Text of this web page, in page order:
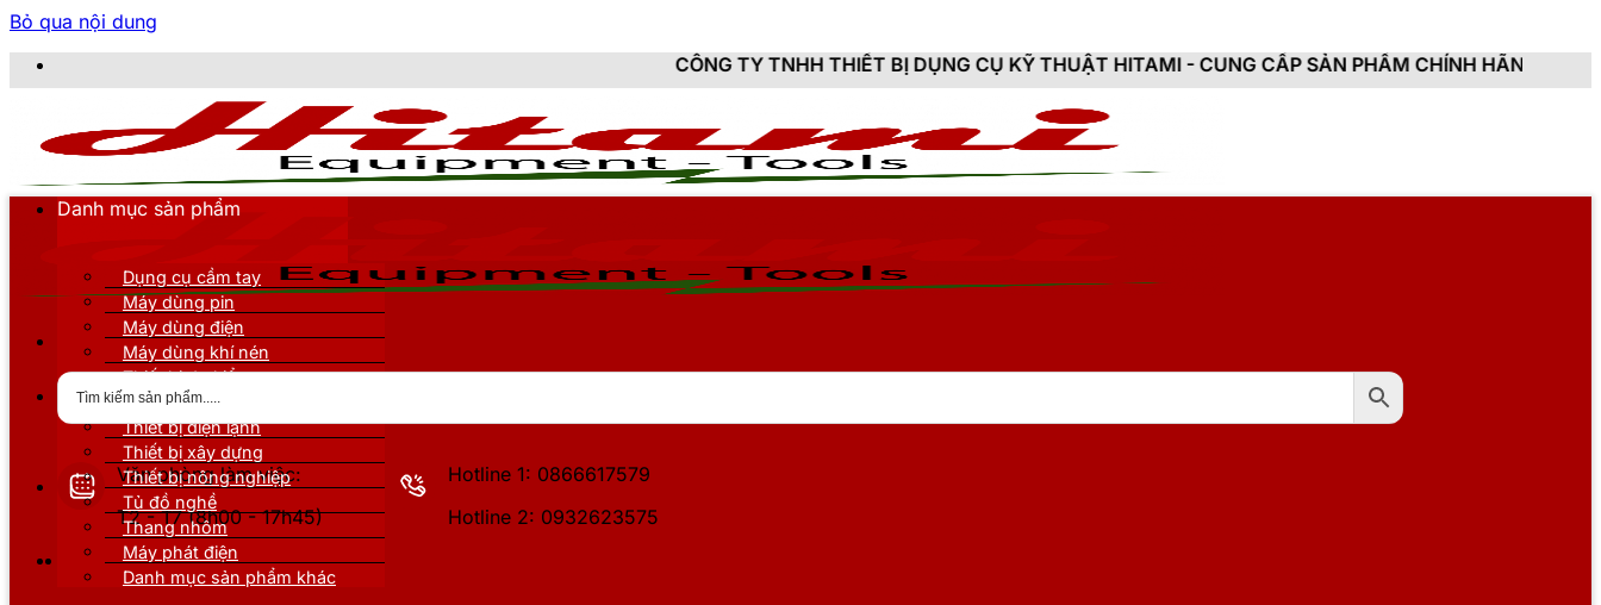
Bỏ qua nội dung
CÔNG TY TNHH THIẾT BỊ DỤNG CỤ KỸ THUẬT HITAMI - CUNG CẤP SẢN PHẨM CHÍNH HÃNG, MỚI 100%, ĐẦY ĐỦ
Văn phòng làm việc:
T2 - T7 (8h00 - 17h45)
Hotline 1: 0866617579
Hotline 2: 0932623575
Danh mục sản phẩm
Dụng cụ cầm tay
Máy dùng pin
Máy dùng điện
Máy dùng khí nén
Thiết bị đo kiểm
Thiết bị nâng đỡ
Thiết bị điện lạnh
Thiết bị xây dựng
Thiết bị nông nghiệp
Tủ đồ nghề
Thang nhôm
Máy phát điện
Danh mục sản phẩm khác